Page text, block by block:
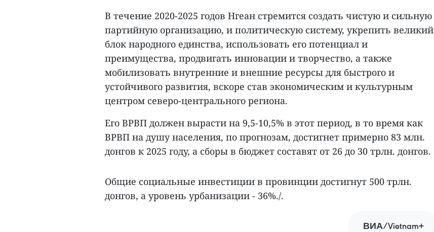
В течение 2020-2025 годов Нгеан стремится создать чистую и сильную
партийную организацию, и политическую систему, укрепить великий
блок народного единства, использовать его потенциал и
преимущества, продвигать инновации и творчество, а также
мобилизовать внутренние и внешние ресурсы для быстрого и
устойчивого развития, вскоре став экономическим и культурным
центром северо-центрального региона.
Его ВРВП должен вырасти на 9,5-10,5% в этот период, в то время как
ВРВП на душу населения, по прогнозам, достигнет примерно 83 млн.
донгов к 2025 году, а сборы в бюджет составят от 26 до 30 трлн. донгов.
Общие социальные инвестиции в провинции достигнут 500 трлн.
донгов, а уровень урбанизации - 36%./.
ВИА/Vietnam+